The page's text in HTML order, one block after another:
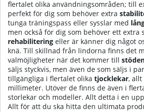
flertalet olika användningsområden; till
perfekt för dig som behöver extra
tunga träningspass eller sysslar med
men också för dig som behöver ett extra
rehabilitering eller är känner dig något
knä. Till skillnad från lindorna finns det
valmöjligheter när det kommer till
säljs styckvis, men även de som säljs i
tillgängliga i flertalet olika tjocklekar,
millimeter. Utöver de finns de även i
storlekar och modeller. Allt detta i en
Allt för att du ska hitta den ultimata